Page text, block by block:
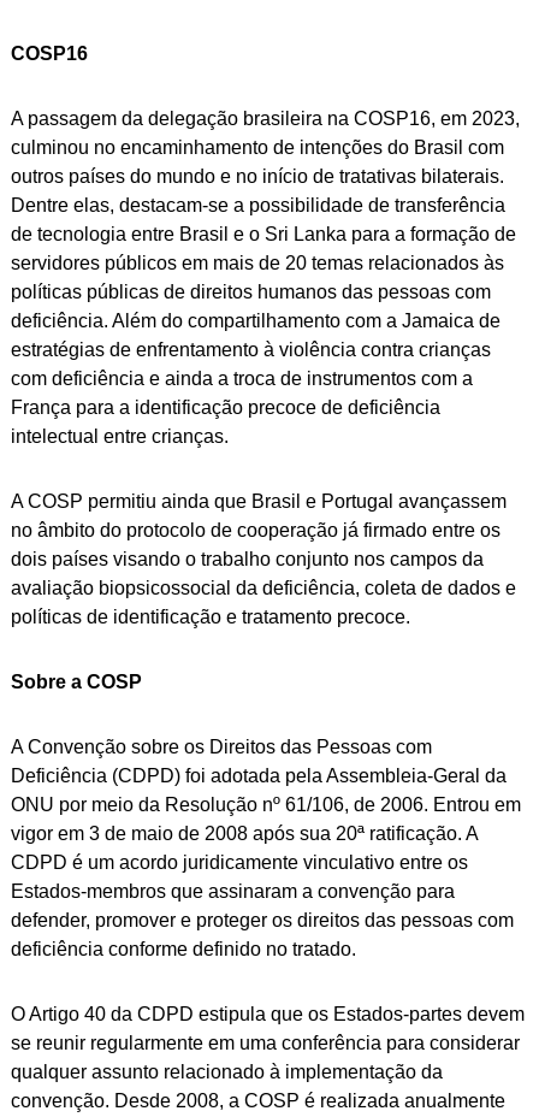
COSP16
A passagem da delegação brasileira na COSP16, em 2023,
culminou no encaminhamento de intenções do Brasil com
outros países do mundo e no início de tratativas bilaterais.
Dentre elas, destacam-se a possibilidade de transferência
de tecnologia entre Brasil e o Sri Lanka para a formação de
servidores públicos em mais de 20 temas relacionados às
políticas públicas de direitos humanos das pessoas com
deficiência. Além do compartilhamento com a Jamaica de
estratégias de enfrentamento à violência contra crianças
com deficiência e ainda a troca de instrumentos com a
França para a identificação precoce de deficiência
intelectual entre crianças.
A COSP permitiu ainda que Brasil e Portugal avançassem
no âmbito do protocolo de cooperação já firmado entre os
dois países visando o trabalho conjunto nos campos da
avaliação biopsicossocial da deficiência, coleta de dados e
políticas de identificação e tratamento precoce.
Sobre a COSP
A Convenção sobre os Direitos das Pessoas com
Deficiência (CDPD) foi adotada pela Assembleia-Geral da
ONU por meio da Resolução nº 61/106, de 2006. Entrou em
vigor em 3 de maio de 2008 após sua 20ª ratificação. A
CDPD é um acordo juridicamente vinculativo entre os
Estados-membros que assinaram a convenção para
defender, promover e proteger os direitos das pessoas com
deficiência conforme definido no tratado.
O Artigo 40 da CDPD estipula que os Estados-partes devem
se reunir regularmente em uma conferência para considerar
qualquer assunto relacionado à implementação da
convenção. Desde 2008, a COSP é realizada anualmente